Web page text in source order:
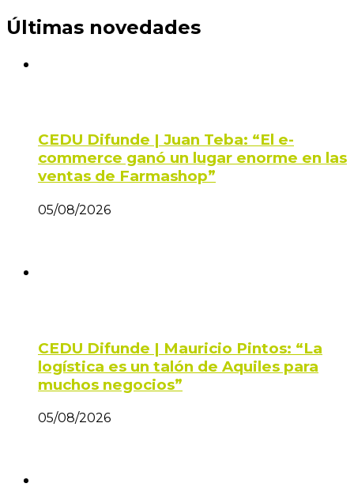
Últimas novedades
CEDU Difunde | Juan Teba: “El e-
commerce ganó un lugar enorme en las
ventas de Farmashop”
05/08/2026
CEDU Difunde | Mauricio Pintos: “La
logística es un talón de Aquiles para
muchos negocios”
05/08/2026